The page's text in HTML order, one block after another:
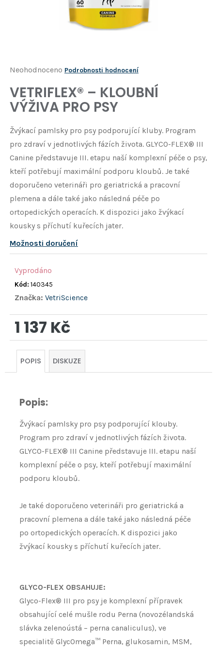
Průměrné
produktu
je
5
hvězdiček.
Neohodnoceno Podrobnosti hodnocení
VETRIFLEX® – KLOUBNÍ
VÝŽIVA PRO PSY
Žvýkací pamlsky pro psy podporující kluby. Program
pro zdraví v jednotlivých fázích života. GLYCO-FLEX® III
Canine představuje III. etapu naší komplexní péče o psy,
kteří potřebují maximální podporu kloubů. Je také
doporučeno veterináři pro geriatrická a pracovní
plemena a dále také jako následná péče po
ortopedických operacích. K dispozici jako žvýkací
kousky s příchutí kuřecích jater.
Možnosti doručení
Vyprodáno
Kód: 140345
Značka: VetriScience
1 137 Kč
Měrná
POPIS DISKUZE
Popis:
Žvýkací pamlsky pro psy podporující klouby.
Program pro zdraví v jednotlivých fázích života.
GLYCO-FLEX® III Canine představuje III. etapu naší
komplexní péče o psy, kteří potřebují maximální
podporu kloubů.
Je také doporučeno veterináři pro geriatrická a
pracovní plemena a dále také jako následná péče
po ortopedických operacích. K dispozici jako
žvýkací kousky s příchutí kuřecích jater.
GLYCO-FLEX OBSAHUJE:
Glyco-Flex® III pro psy je komplexní přípravek
obsahující celé mušle rodu Perna (novozélandská
slávka zelenoústá – perna canaliculus), ve
specialitě GlycOmega™ Perna, glukosamin, MSM,
D
o
p
o
r
u
č
u
j
e
m
e